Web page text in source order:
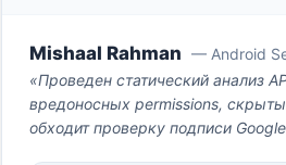
Mishaal Rahman — Android
«Проведен статический анализ
вредоносных permissions,
обходит проверку подписи